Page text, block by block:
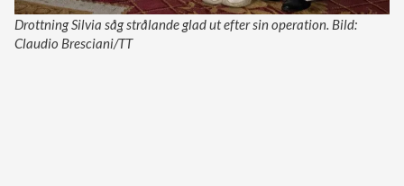
Drottning Silvia såg strålande glad ut efter sin operation. Bild:
Claudio Bresciani/TT